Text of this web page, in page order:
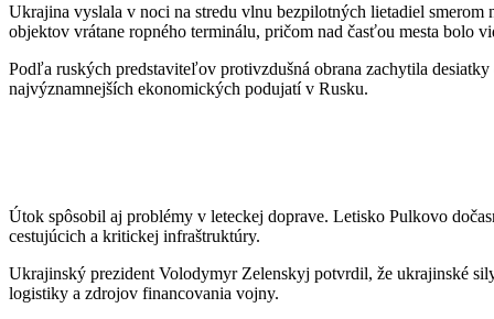
Ukrajina vyslala v noci na stredu vlnu bezpilotných lietadiel
objektov vrátane ropného terminálu, pričom nad časťou mesta bolo
Podľa ruských predstaviteľov protivzdušná obrana zachytila
najvýznamnejších ekonomických podujatí v Rusku.
Útok spôsobil aj problémy v leteckej doprave. Letisko Pulkovo
cestujúcich a kritickej infraštruktúry.
Ukrajinský prezident Volodymyr Zelenskyj potvrdil, že ukrajinské
logistiky a zdrojov financovania vojny.